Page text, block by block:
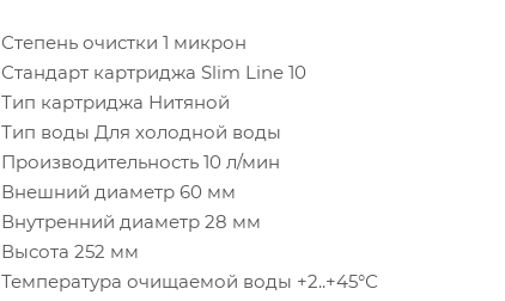
Степень очистки 1 микрон
Стандарт картриджа Slim Line 10
Тип картриджа Нитяной
Тип воды Для холодной воды
Производительность 10 л/мин
Внешний диаметр 60 мм
Внутренний диаметр 28 мм
Высота 252 мм
Температура очищаемой воды +2..+45°С